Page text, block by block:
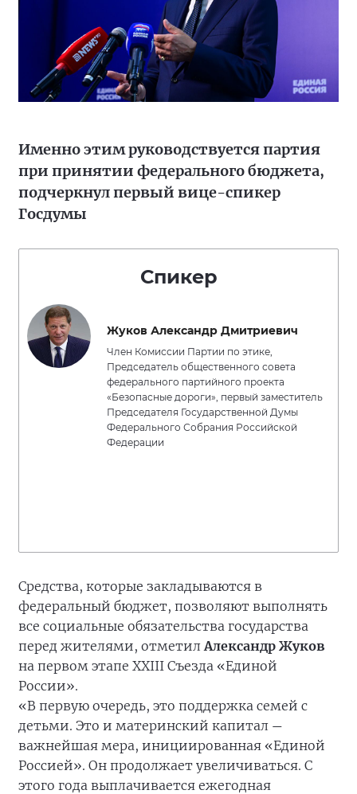
Именно этим руководствуется партия
при принятии федерального бюджета,
подчеркнул первый вице-спикер
Госдумы
Спикер
Жуков Александр Дмитриевич
Член Комиссии Партии по этике,
Председатель общественного совета
федерального партийного проекта
«Безопасные дороги», первый заместитель
Председателя Государственной Думы
Федерального Собрания Российской
Федерации
Средства, которые закладываются в
федеральный бюджет, позволяют выполнять
все социальные обязательства государства
перед жителями, отметилАлександр Жуков
на первом этапе XXIII Съезда «Единой
России».
«В первую очередь, это поддержка семей с
детьми. Это и материнский капитал —
важнейшая мера, инициированная «Единой
Россией». Он продолжает увеличиваться. С
этого года выплачивается ежегодная